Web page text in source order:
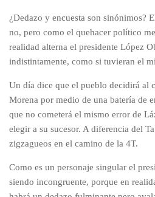
¿Dedazo y encuesta son sinónimos?
no, pero como el quehacer político
realidad alterna el presidente López
indistintamente, como si tuvieran el
Un día dice que el pueblo decidirá al
Morena por medio de una batería de
que no cometerá el mismo error de
elegir a su sucesor. A diferencia del
zigzagueos en el camino de la 4T.
Como es un personaje singular el
siendo incongruente, porque en